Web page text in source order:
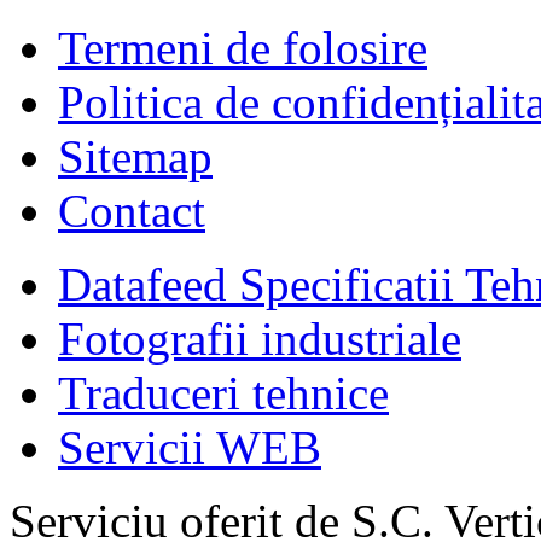
Termeni de folosire
Politica de
Sitemap
Contact
Datafeed Specificatii
Fotografii industriale
Traduceri tehnice
Servicii WEB
Serviciu oferit de S.C.